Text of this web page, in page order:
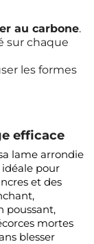
au carbone.
sur chaque
les formes
efficace
lame arrondie
pour
et des
poussant,
mortes
blesser